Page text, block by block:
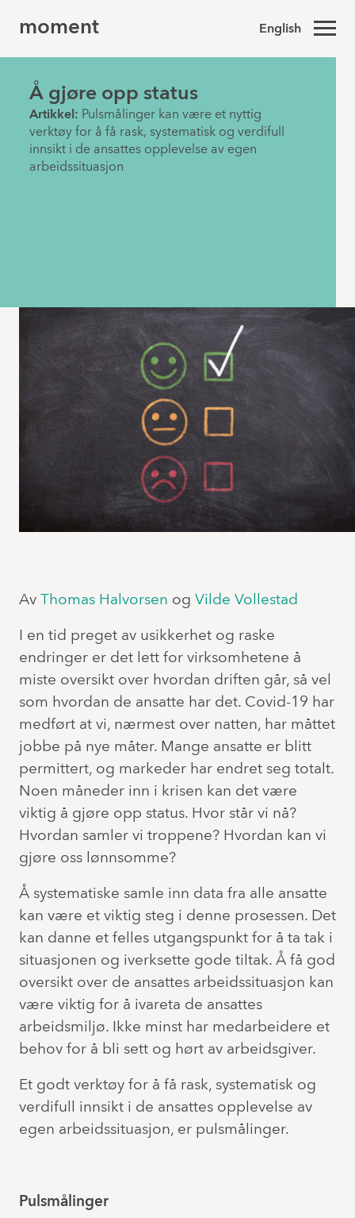
moment English
Å gjøre opp status
Artikkel: Pulsmålinger kan være et nyttig
verktøy for å få rask, systematisk og verdifull
innsikt i de ansattes opplevelse av egen
arbeidssituasjon
Av Thomas Halvorsen og Vilde Vollestad
I en tid preget av usikkerhet og raske
endringer er det lett for virksomhetene å
miste oversikt over hvordan driften går, så vel
som hvordan de ansatte har det. Covid-19 har
medført at vi, nærmest over natten, har måttet
jobbe på nye måter. Mange ansatte er blitt
permittert, og markeder har endret seg totalt.
Noen måneder inn i krisen kan det være
viktig å gjøre opp status. Hvor står vi nå?
Hvordan samler vi troppene? Hvordan kan vi
gjøre oss lønnsomme?
Å systematiske samle inn data fra alle ansatte
kan være et viktig steg i denne prosessen. Det
kan danne et felles utgangspunkt for å ta tak i
situasjonen og iverksette gode tiltak. Å få god
oversikt over de ansattes arbeidssituasjon kan
være viktig for å ivareta de ansattes
arbeidsmiljø. Ikke minst har medarbeidere et
behov for å bli sett og hørt av arbeidsgiver.
Et godt verktøy for å få rask, systematisk og
verdifull innsikt i de ansattes opplevelse av
egen arbeidssituasjon, er pulsmålinger.
Pulsmålinger